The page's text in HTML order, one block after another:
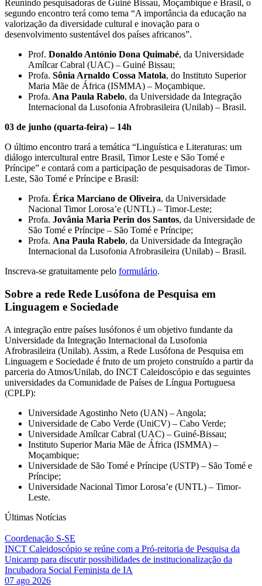
Reunindo pesquisadoras de Guiné Bissau, Moçambique e Brasil, o
segundo encontro terá como tema “A importância da educação na
valorização da diversidade cultural e inovação para o
desenvolvimento sustentável dos países africanos”.
Prof. Donaldo António Dona Quimabé, da Universidade
Amílcar Cabral (UAC) – Guiné Bissau;
Profa. Sônia Arnaldo Cossa Matola, do Instituto Superior
Maria Mãe de África (ISMMA) – Moçambique.
Profa. Ana Paula Rabelo, da Universidade da Integração
Internacional da Lusofonia Afrobrasileira (Unilab) – Brasil.
03 de junho (quarta-feira) – 14h
O último encontro trará a temática “Linguística e Literaturas: um
diálogo intercultural entre Brasil, Timor Leste e São Tomé e
Príncipe” e contará com a participação de pesquisadoras de Timor-
Leste, São Tomé e Príncipe e Brasil:
Profa. Érica Marciano de Oliveira, da Universidade
Nacional Timor Lorosa’e (UNTL) – Timor-Leste;
Profa. Jovânia Maria Perin dos Santos, da Universidade de
São Tomé e Príncipe – São Tomé e Príncipe;
Profa. Ana Paula Rabelo, da Universidade da Integração
Internacional da Lusofonia Afrobrasileira (Unilab) – Brasil.
Inscreva-se gratuitamente pelo formulário.
Sobre a rede Rede Lusófona de Pesquisa em
Linguagem e Sociedade
A integração entre países lusófonos é um objetivo fundante da
Universidade da Integração Internacional da Lusofonia
Afrobrasileira (Unilab). Assim, a Rede Lusófona de Pesquisa em
Linguagem e Sociedade é fruto de um projeto construído a partir da
parceria do Atmos/Unilab, do INCT Caleidoscópio e das seguintes
universidades da Comunidade de Países de Língua Portuguesa
(CPLP):
Universidade Agostinho Neto (UAN) – Angola;
Universidade de Cabo Verde (UniCV) – Cabo Verde;
Universidade Amílcar Cabral (UAC) – Guiné-Bissau;
Instituto Superior Maria Mãe de África (ISMMA) –
Moçambique;
Universidade de São Tomé e Príncipe (USTP) – São Tomé e
Príncipe;
Universidade Nacional Timor Lorosa’e (UNTL) – Timor-
Leste.
Últimas Notícias
Coordenação S-SE
INCT Caleidoscópio se reúne com a Pró-reitoria de Pesquisa da
Unicamp para discutir possibilidades de institucionalização da
Incubadora Social Feminista de IA
07 ago 2026